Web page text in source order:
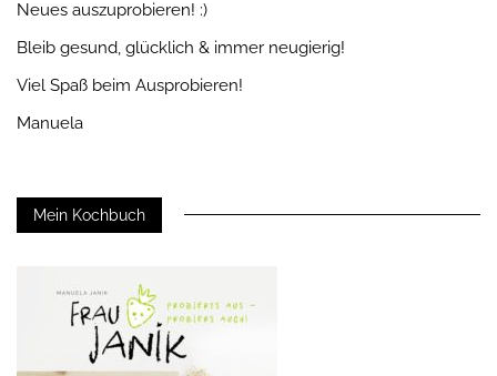
Neues auszuprobieren! :)
Bleib gesund, glücklich & immer neugierig!
Viel Spaß beim Ausprobieren!
Manuela
Mein Kochbuch